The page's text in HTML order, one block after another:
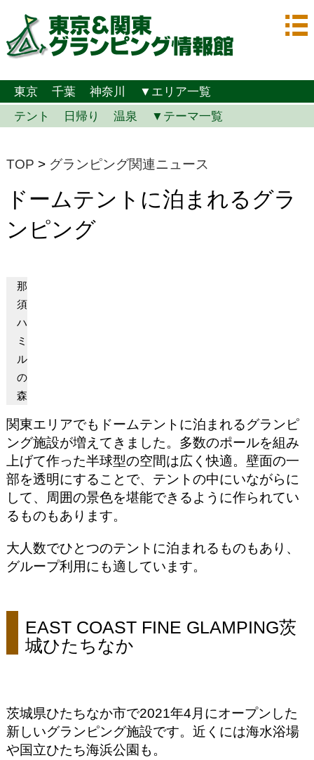
東京 千葉 神奈川
▼エリア一覧
テント
日帰り 温泉 ▼テーマ一覧
TOP > グランピング関連ニュース
ドームテントに泊まれるグラ
ンピング
那
須
ハ
ミ
ル
の
森
関東エリアでもドームテントに泊まれるグランピ
ング施設が増えてきました。多数のポールを組み
上げて作った半球型の空間は広く快適。壁面の一
部を透明にすることで、テントの中にいながらに
して、周囲の景色を堪能できるように作られてい
るものもあります。
大人数でひとつのテントに泊まれるものもあり、
グループ利用にも適しています。
EAST COAST FINE GLAMPING茨
城ひたちなか
茨城県ひたちなか市で2021年4月にオープンした
新しいグランピング施設です。近くには海水浴場
や国立ひたち海浜公園も。